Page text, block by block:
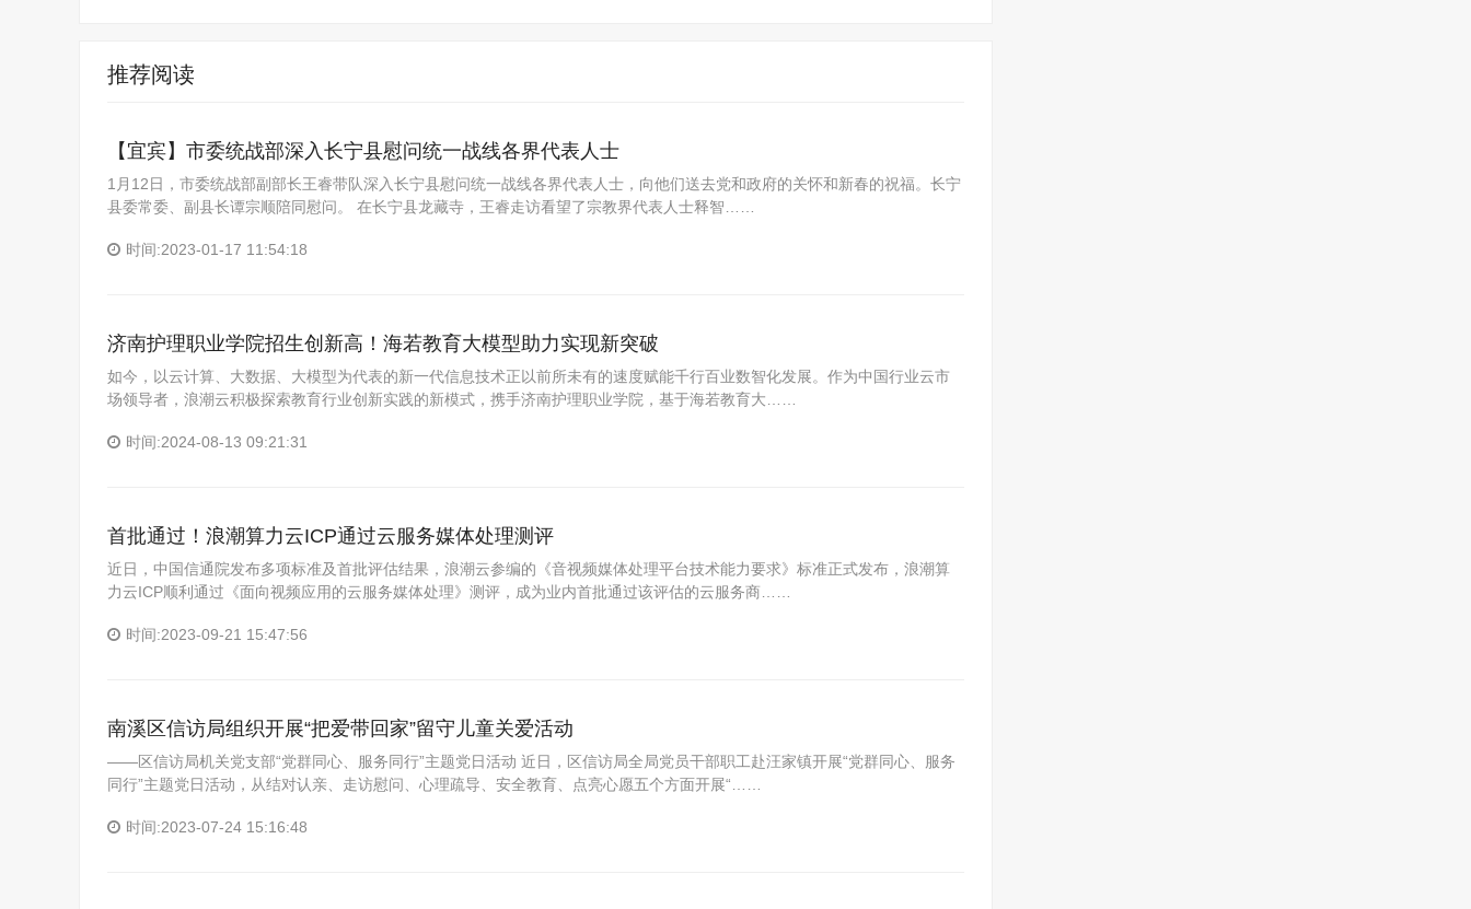
推荐阅读
【宜宾】市委统战部深入长宁县慰问统一战线各界代表人士
1月12日，市委统战部副部长王睿带队深入长宁县慰问统一战线各界代表人士，向他们送去党和政府的关怀和新春的祝福。长宁
县委常委、副县长谭宗顺陪同慰问。 在长宁县龙藏寺，王睿走访看望了宗教界代表人士释智……
时间:2023-01-17 11:54:18
济南护理职业学院招生创新高！海若教育大模型助力实现新突破
如今，以云计算、大数据、大模型为代表的新一代信息技术正以前所未有的速度赋能千行百业数智化发展。作为中国行业云市
场领导者，浪潮云积极探索教育行业创新实践的新模式，携手济南护理职业学院，基于海若教育大……
时间:2024-08-13 09:21:31
首批通过！浪潮算力云ICP通过云服务媒体处理测评
近日，中国信通院发布多项标准及首批评估结果，浪潮云参编的《音视频媒体处理平台技术能力要求》标准正式发布，浪潮算
力云ICP顺利通过《面向视频应用的云服务媒体处理》测评，成为业内首批通过该评估的云服务商……
时间:2023-09-21 15:47:56
南溪区信访局组织开展“把爱带回家”留守儿童关爱活动
——区信访局机关党支部“党群同心、服务同行”主题党日活动 近日，区信访局全局党员干部职工赴汪家镇开展“党群同心、服务
同行”主题党日活动，从结对认亲、走访慰问、心理疏导、安全教育、点亮心愿五个方面开展“……
时间:2023-07-24 15:16:48